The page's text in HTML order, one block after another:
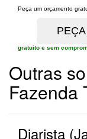
Peça um orçamento
gratuito e sem
Outras
Fazenda
Diarista